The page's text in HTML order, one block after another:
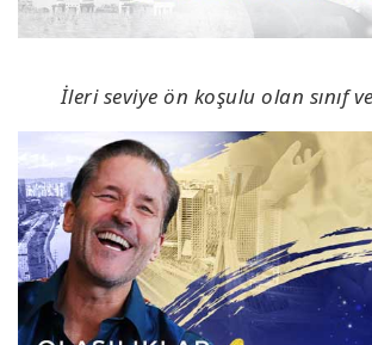
İleri seviye ön koşulu olan sınıf